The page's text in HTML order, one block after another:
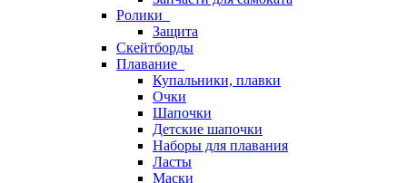
Ролики
Защита
Скейтборды
Плавание
Купальники, плавки
Очки
Шапочки
Детские шапочки
Наборы для плавания
Ласты
Маски